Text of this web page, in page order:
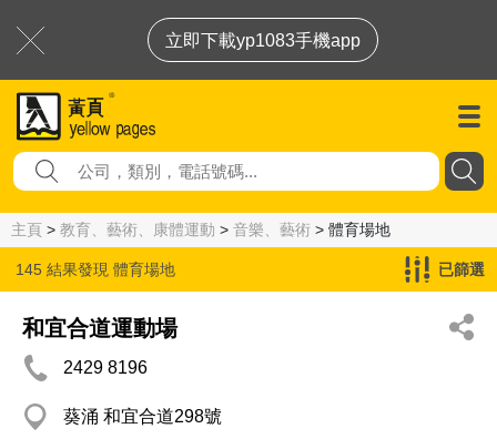
立即下載yp1083手機app
主頁 > 教育、藝術、康體運動 > 音樂、藝術 > 體育場地
145 結果發現 體育場地 已篩選
和宜合道運動場
2429 8196
葵涌 和宜合道298號